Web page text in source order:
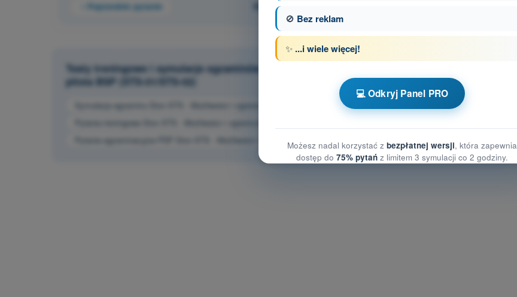
Poprzednie pytanie Pytanie 53 z 58
Testy treningowe i symulacje egzaminów z limitem czasowym Dron STS - świadectwo
pilota BSP (STS-01/STS-02)
Symulacja egzaminu Dron STS - Możliwości i ograniczenia człowieka
Pytania treningowe Dron STS - Możliwości i ograniczenia człowieka
Pytania egzaminacyjne PDF Dron STS - Możliwości i ograniczenia człowieka
🚫 Bez reklam
✨ ...i wiele więcej!
💻 Odkryj Panel PRO
Możesz nadal korzystać z bezpłatnej wersji, która zapewnia
dostęp do 75% pytań z limitem 3 symulacji co 2 godziny.